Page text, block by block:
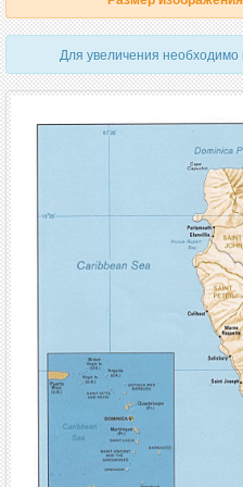
Для увеличения необходимо